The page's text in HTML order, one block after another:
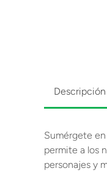
Descripción
Sumérgete
permite a los
personajes y